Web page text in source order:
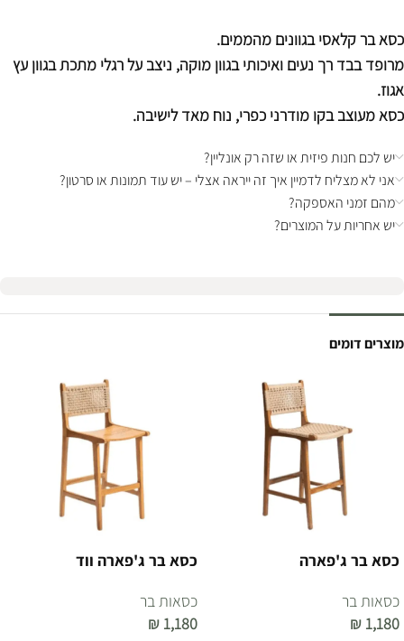
כסא בר קלאסי בגוונים מהממים.
מרופד בבד רך נעים ואיכותי בגוון מוקה, ניצב על רגלי מתכת בגוון עץ
אגוז.
כסא מעוצב בקו מודרני כפרי, נוח מאד לישיבה.
יש לכם חנות פיזית או שזה רק אונליין?
אני לא מצליח לדמיין איך זה ייראה אצלי – יש עוד תמונות או סרטון?
מהם זמני האספקה?
יש אחריות על המוצרים?
מוצרים דומים
כסא בר ג'פארה
כסאות בר
₪ 1,180
כסא בר ג'פארה ווד
כסאות בר
₪ 1,180